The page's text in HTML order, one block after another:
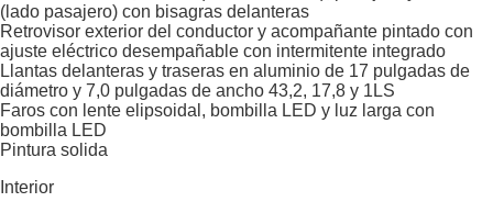
(lado pasajero) con bisagras delanteras
Retrovisor exterior del conductor y acompañante pintado con
ajuste eléctrico desempañable con intermitente integrado
Llantas delanteras y traseras en aluminio de 17 pulgadas de
diámetro y 7,0 pulgadas de ancho 43,2, 17,8 y 1LS
Faros con lente elipsoidal, bombilla LED y luz larga con
bombilla LED
Pintura solida
Interior